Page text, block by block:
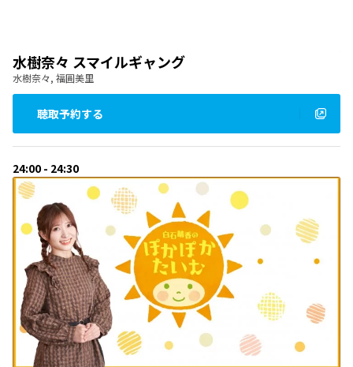
水樹奈々 スマイルギャング
水樹奈々, 福圓美里
聴取予約する
24:00 - 24:30